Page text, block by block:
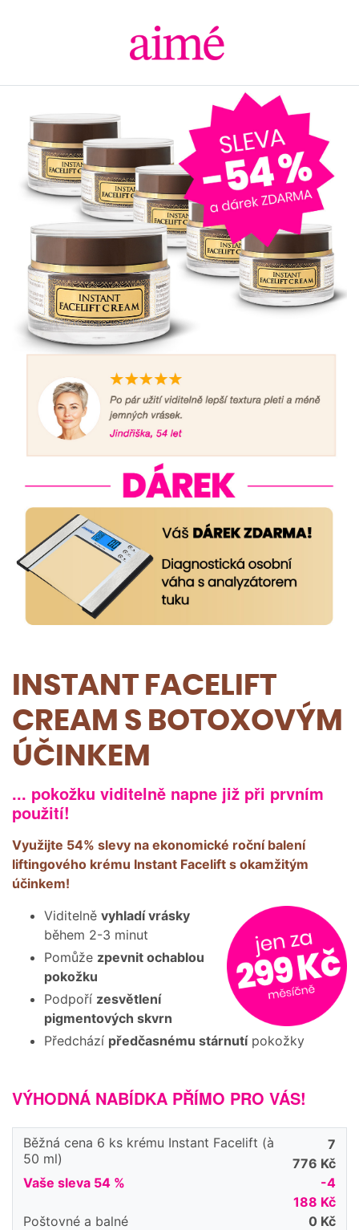
INSTANT FACELIFT
CREAM S BOTOXOVÝM
ÚČINKEM
... pokožku viditelně napne již při prvním
použití!
Využijte 54% slevy na ekonomické roční balení
liftingového krému Instant Facelift s okamžitým
účinkem!
Viditelně vyhladí vrásky
během 2-3 minut
Pomůže zpevnit ochablou
pokožku
Podpoří zesvětlení
pigmentových skvrn
Předchází předčasnému stárnutípokožky
VÝHODNÁ NABÍDKA PŘÍMO PRO VÁS!
Běžná cena 6 ks krému Instant Facelift (à
50 ml)
7
776 Kč
Vaše sleva 54 %
-4
188 Kč
Poštovné a balné
0 Kč